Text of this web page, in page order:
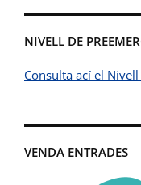
NIVELL DE
Consulta ací el
VENDA ENTRADES